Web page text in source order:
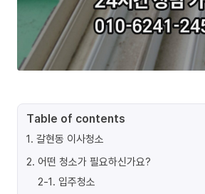
Table of contents
1. 갈현동 이사청소
2. 어떤 청소가 필요하신가요?
2-1. 입주청소